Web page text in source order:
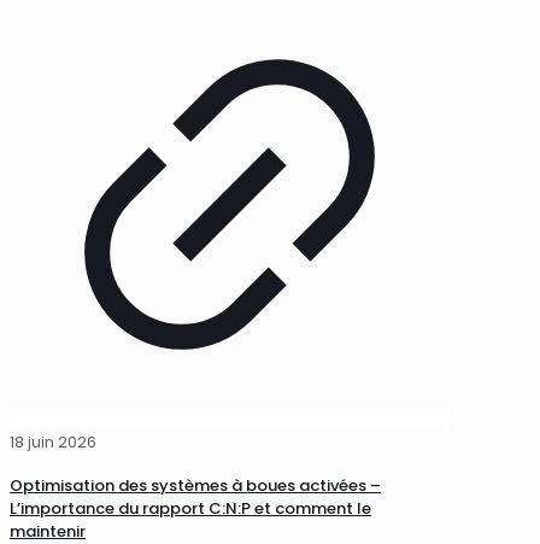
18 juin 2026
Optimisation des systèmes à boues activées –
L’importance du rapport C:N:P et comment le
maintenir